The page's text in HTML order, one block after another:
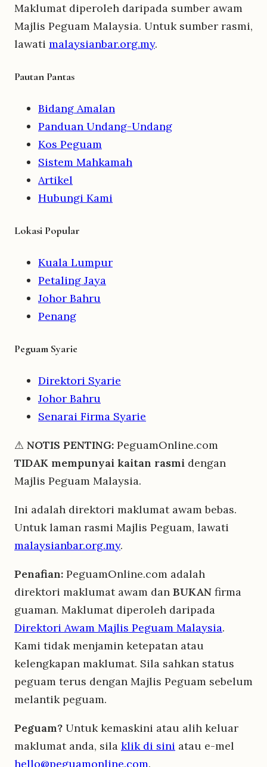
Maklumat diperoleh daripada sumber awam
Majlis Peguam Malaysia. Untuk sumber rasmi,
lawati malaysianbar.org.my.
Pautan Pantas
Bidang Amalan
Panduan Undang-Undang
Kos Peguam
Sistem Mahkamah
Artikel
Hubungi Kami
Lokasi Popular
Kuala Lumpur
Petaling Jaya
Johor Bahru
Penang
Peguam Syarie
Direktori Syarie
Johor Bahru
Senarai Firma Syarie
⚠ NOTIS PENTING: PeguamOnline.com
TIDAK mempunyai kaitan rasmi dengan
Majlis Peguam Malaysia.
Ini adalah direktori maklumat awam bebas.
Untuk laman rasmi Majlis Peguam, lawati
malaysianbar.org.my.
Penafian: PeguamOnline.com adalah
direktori maklumat awam dan BUKAN firma
guaman. Maklumat diperoleh daripada
Direktori Awam Majlis Peguam Malaysia.
Kami tidak menjamin ketepatan atau
kelengkapan maklumat. Sila sahkan status
peguam terus dengan Majlis Peguam sebelum
melantik peguam.
Peguam? Untuk kemaskini atau alih keluar
maklumat anda, sila klik di sini atau e-mel
hello@peguamonline.com.